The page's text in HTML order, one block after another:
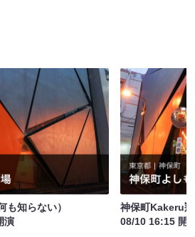
知らない）
演
神保町Kakeru
08/10 16:15 開